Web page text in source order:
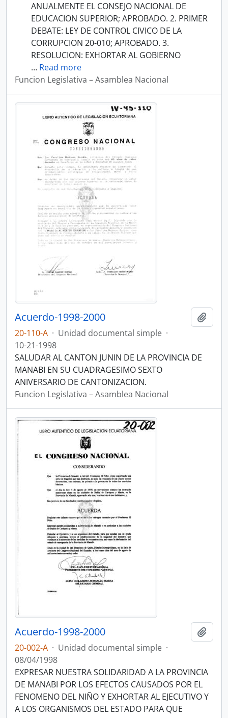
ANUALMENTE EL CONSEJO NACIONAL DE
EDUCACION SUPERIOR; APROBADO. 2. PRIMER
DEBATE: LEY DE CONTROL CIVICO DE LA
CORRUPCION 20-010; APROBADO. 3.
RESOLUCION: EXHORTAR AL GOBIERNO
… Read more
Funcion Legislativa – Asamblea Nacional
Acuerdo-1998-2000
20-110-A · Unidad documental simple ·
10-21-1998
SALUDAR AL CANTON JUNIN DE LA PROVINCIA DE
MANABI EN SU CUADRAGESIMO SEXTO
ANIVERSARIO DE CANTONIZACION.
Funcion Legislativa – Asamblea Nacional
Acuerdo-1998-2000
20-002-A · Unidad documental simple ·
08/04/1998
EXPRESAR NUESTRA SOLIDARIDAD A LA PROVINCIA
DE MANABI POR LOS EFECTOS CAUSADOS POR EL
FENOMENO DEL NIÑO Y EXHORTAR AL EJECUTIVO Y
A LOS ORGANISMOS DEL ESTADO PARA QUE